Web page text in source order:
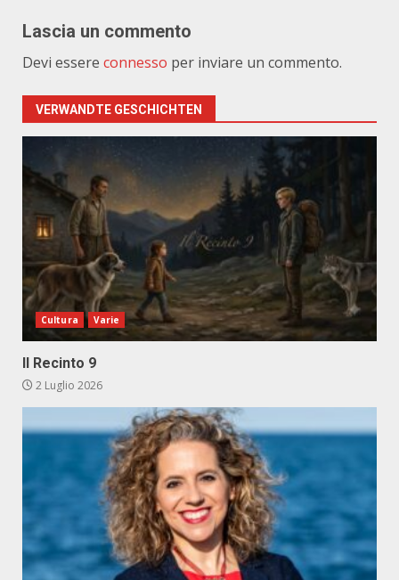
Lascia un commento
Devi essere connesso per inviare un commento.
VERWANDTE GESCHICHTEN
Cultura Varie
Il Recinto 9
2 Luglio 2026